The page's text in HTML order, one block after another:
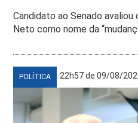
Candidato ao Senado
Neto como nome da
POLÍTICA 22h57 de 09/08/